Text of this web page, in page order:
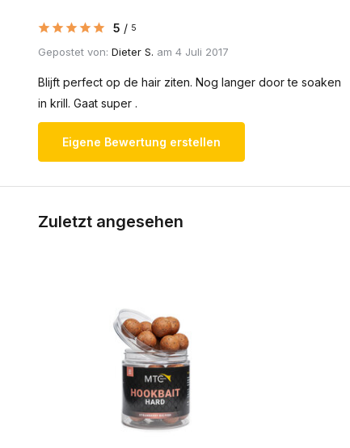
5 / 5
Gepostet von: Dieter S. am 4 Juli 2017
Blijft perfect op de hair ziten. Nog langer door te soaken
in krill. Gaat super .
Eigene Bewertung erstellen
Zuletzt angesehen